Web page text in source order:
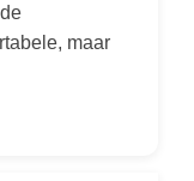
maar